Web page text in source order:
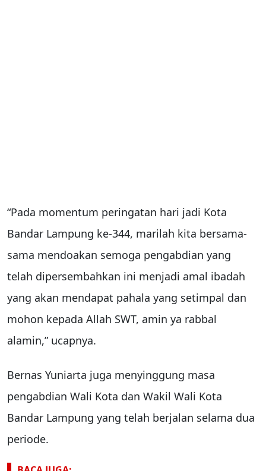
“Pada momentum peringatan hari jadi Kota
Bandar Lampung ke-344, marilah kita bersama-
sama mendoakan semoga pengabdian yang
telah dipersembahkan ini menjadi amal ibadah
yang akan mendapat pahala yang setimpal dan
mohon kepada Allah SWT, amin ya rabbal
alamin,” ucapnya.
Bernas Yuniarta juga menyinggung masa
pengabdian Wali Kota dan Wakil Wali Kota
Bandar Lampung yang telah berjalan selama dua
periode.